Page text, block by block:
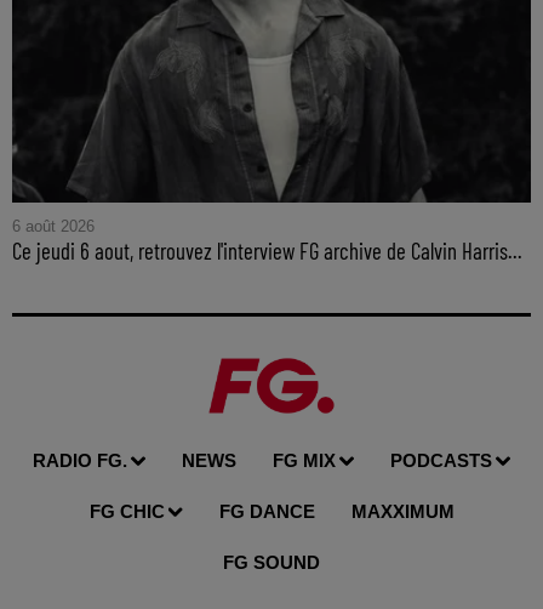
6 août 2026
Ce jeudi 6 aout, retrouvez l'interview FG archive de Calvin Harris...
RADIO FG. NEWS FG MIX PODCASTS
FG CHIC FG DANCE MAXXIMUM
FG SOUND